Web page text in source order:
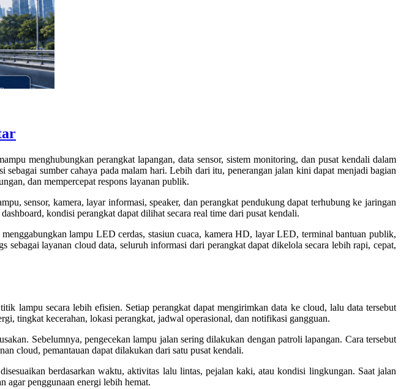
menghubungkan perangkat lapangan, data sensor, sistem monitoring, dan pusat kendali dalam
sumber cahaya pada malam hari. Lebih dari itu, penerangan jalan kini dapat menjadi bagian
dan mempercepat respons layanan publik.
sensor, kamera, layar informasi, speaker, dan perangkat pendukung dapat terhubung ke jaringan
kondisi perangkat dapat dilihat secara real time dari pusat kendali.
lampu LED cerdas, stasiun cuaca, kamera HD, layar LED, terminal bantuan publik,
layanan cloud data, seluruh informasi dari perangkat dapat dikelola secara lebih rapi, cepat,
lampu secara lebih efisien. Setiap perangkat dapat mengirimkan data ke cloud, lalu data tersebut
tingkat kecerahan, lokasi perangkat, jadwal operasional, dan notifikasi gangguan.
Sebelumnya, pengecekan lampu jalan sering dilakukan dengan patroli lapangan. Cara tersebut
cloud, pemantauan dapat dilakukan dari satu pusat kendali.
berdasarkan waktu, aktivitas lalu lintas, pejalan kaki, atau kondisi lingkungan. Saat jalan
agar penggunaan energi lebih hemat.